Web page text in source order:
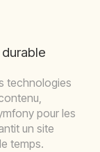
technologies
pour les
un site
temps.